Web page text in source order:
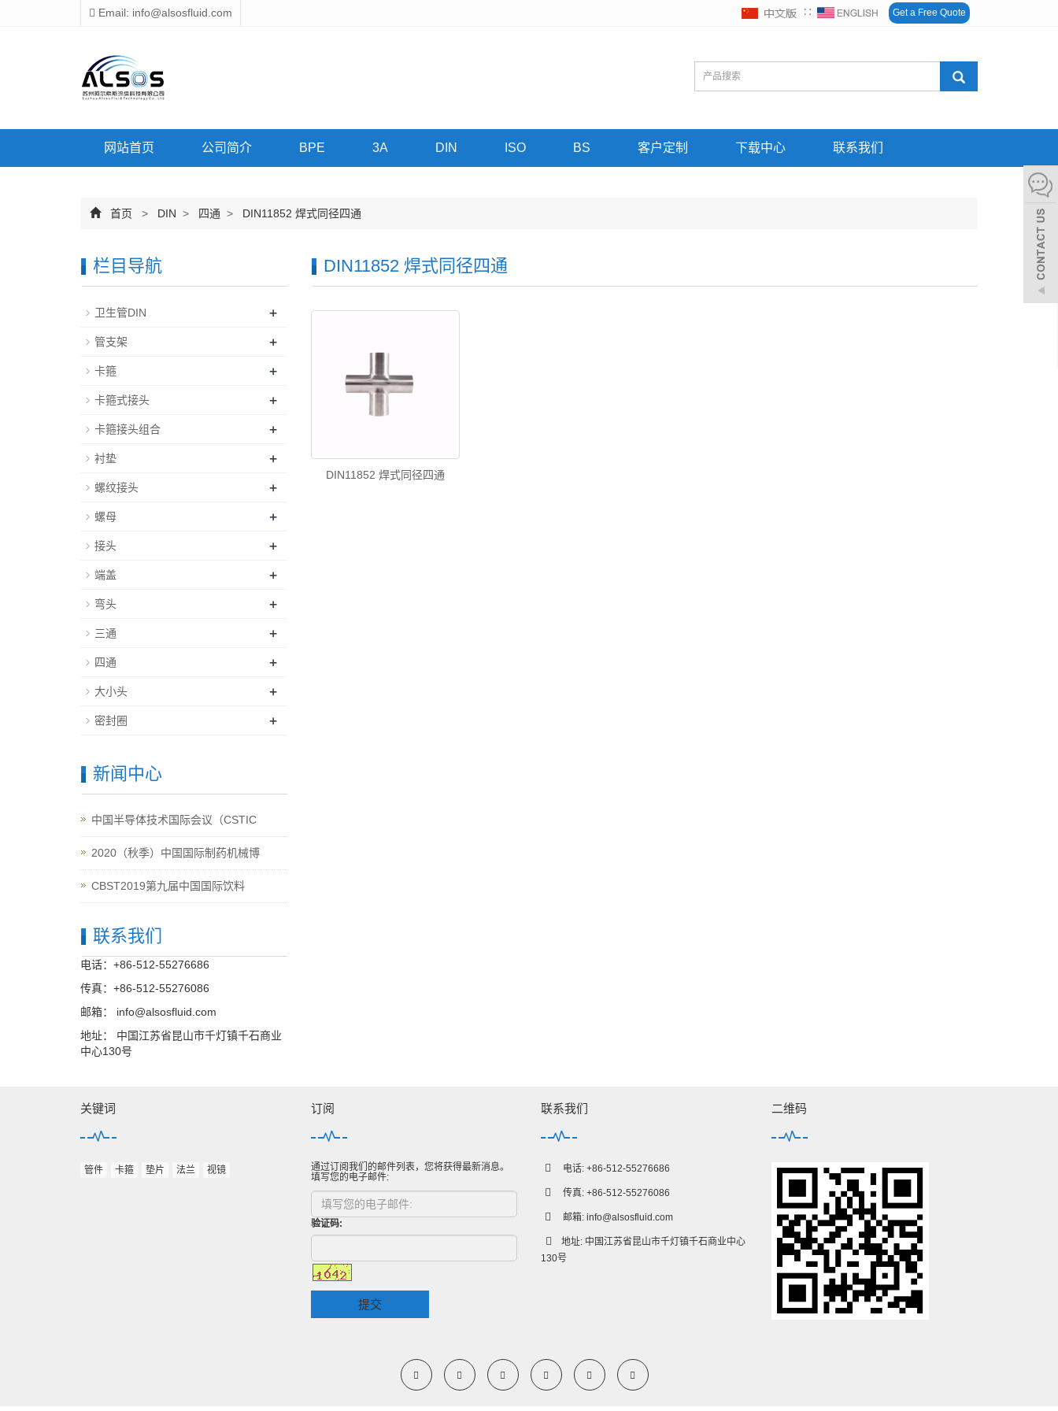
Email: info@alsosfluid.com ∷ Get a Free Quote
网站首页 公司简介 BPE 3A DIN ISO BS 客户定制 下载中心 联系我们
首页 > DIN > 四通 > DIN11852 焊式同径四通
DIN11852 焊式同径四通
DIN11852 焊式同径四通
栏目导航
卫生管DIN +
管支架 +
卡箍 +
卡箍式接头 +
卡箍接头组合 +
衬垫 +
螺纹接头 +
螺母 +
接头 +
端盖 +
弯头 +
三通 +
四通 +
大小头 +
密封圈 +
新闻中心
中国半导体技术国际会议（CSTIC
2020（秋季）中国国际制药机械博
CBST2019第九届中国国际饮料
联系我们
电话：+86-512-55276686
传真：+86-512-55276086
邮箱：
info@alsosfluid.com
地址： 中国江苏省昆山市千灯镇千石商业
中心130号
关键词
管件 卡箍 垫片 法兰 视镜
订阅
通过订阅我们的邮件列表，您将获得最新消息。
填写您的电子邮件:
验证码:
提交
联系我们
电话: +86-512-55276686
传真: +86-512-55276086
邮箱: info@alsosfluid.com
地址: 中国江苏省昆山市千灯镇千石商业中心
130号
二维码